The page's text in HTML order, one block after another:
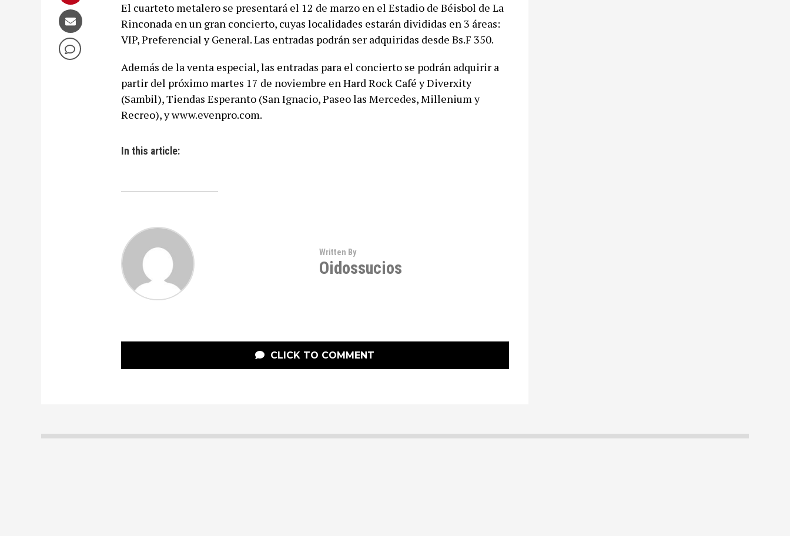
El cuarteto metalero se presentará el 12 de marzo en el Estadio de Béisbol de La
Rinconada en un gran concierto, cuyas localidades estarán divididas en 3 áreas:
VIP, Preferencial y General. Las entradas podrán ser adquiridas desde Bs.F 350.
Además de la venta especial, las entradas para el concierto se podrán adquirir a
partir del próximo martes 17 de noviembre en Hard Rock Café y Diverxity
(Sambil), Tiendas Esperanto (San Ignacio, Paseo las Mercedes, Millenium y
Recreo), y www.evenpro.com.
In this article:
Written By
Oidossucios
CLICK TO COMMENT